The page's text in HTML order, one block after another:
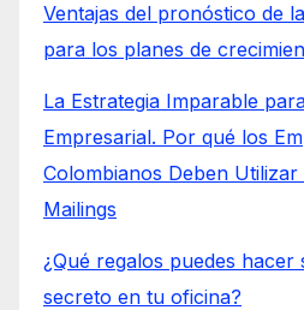
Ventajas del pronóstico de
para los planes de
La Estrategia Imparable
Empresarial. Por qué los
Colombianos Deben
Mailings
¿Qué regalos puedes hacer
secreto en tu oficina?